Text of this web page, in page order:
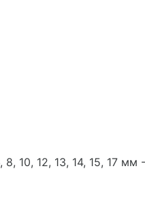
10, 12, 13, 14, 15, 17 мм